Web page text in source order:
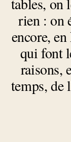
rien : on
encore,
qui font
raisons,
temps, de